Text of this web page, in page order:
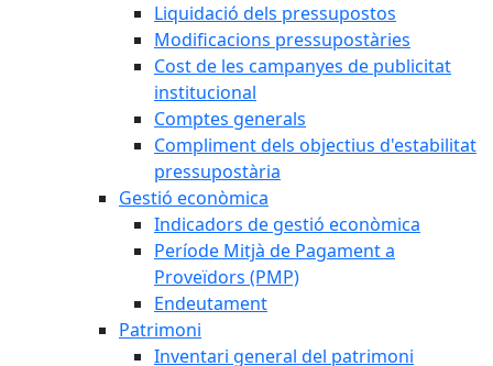
Liquidació dels pressupostos
Modificacions pressupostàries
Cost de les campanyes de publicitat
institucional
Comptes generals
Compliment dels objectius d'estabilitat
pressupostària
Gestió econòmica
Indicadors de gestió econòmica
Període Mitjà de Pagament a
Proveïdors (PMP)
Endeutament
Patrimoni
Inventari general del patrimoni